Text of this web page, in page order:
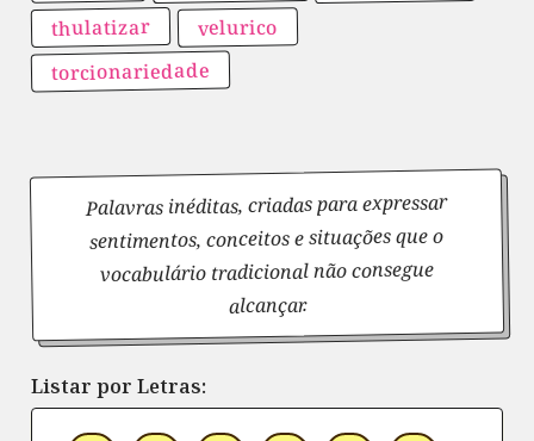
thulatizar velurico
torcionariedade
Palavras inéditas, criadas para expressar
sentimentos, conceitos e situações que o
vocabulário tradicional não consegue
alcançar.
Listar por Letras: